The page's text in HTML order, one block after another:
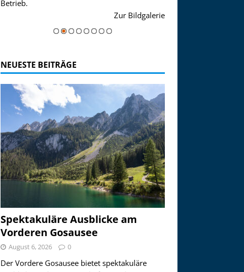
Betrieb.
Zur Bildgaleriemajestätisch...
NEUESTE BEITRÄGE
Spektakuläre Ausblicke am
Vorderen Gosausee
August 6, 2026 0
Der Vordere Gosausee bietet spektakuläre